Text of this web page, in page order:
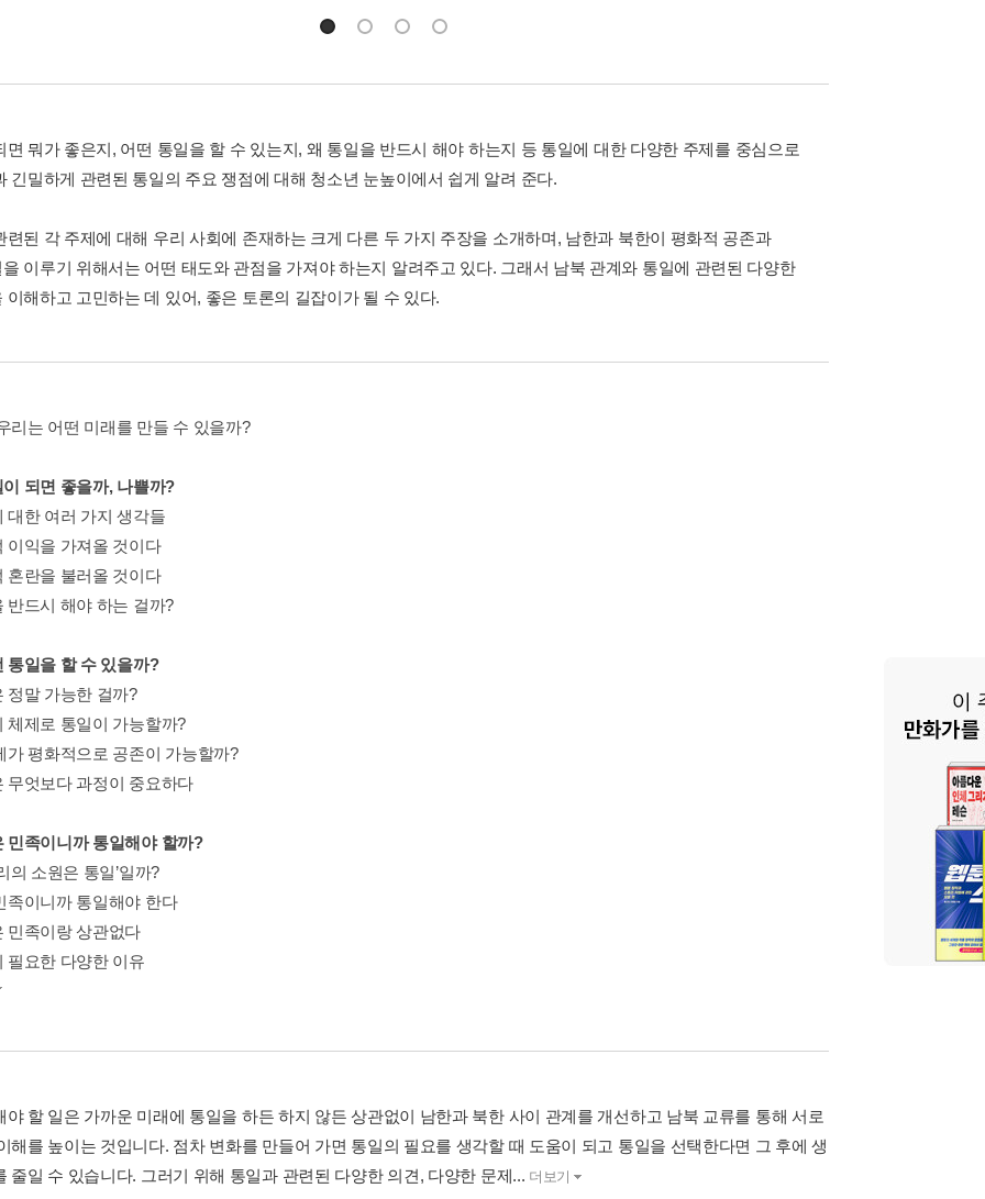
면 뭐가 좋은지, 어떤 통일을 할 수 있는지, 왜 통일을 반드시 해야 하는지 등 통일에 대한 다양한 주제를 중심으로
긴밀하게 관련된 통일의 주요 쟁점에 대해 청소년 눈높이에서 쉽게 알려 준다.
련된 각 주제에 대해 우리 사회에 존재하는 크게 다른 두 가지 주장을 소개하며, 남한과 북한이 평화적 공존과
이루기 위해서는 어떤 태도와 관점을 가져야 하는지 알려주고 있다. 그래서 남북 관계와 통일에 관련된 다양한
이해하고 고민하는 데 있어, 좋은 토론의 길잡이가 될 수 있다.
리는 어떤 미래를 만들 수 있을까?
되면 좋을까, 나쁠까?
대한 여러 가지 생각들
이익을 가져올 것이다
혼란을 불러올 것이다
반드시 해야 하는 걸까?
통일을 할 수 있을까?
정말 가능한 걸까?
체제로 통일이 가능할까?
가 평화적으로 공존이 가능할까?
무엇보다 과정이 중요하다
민족이니까 통일해야 할까?
의 소원은 통일’일까?
족이니까 통일해야 한다
민족이랑 상관없다
필요한 다양한 이유
야 할 일은 가까운 미래에 통일을 하든 하지 않든 상관없이 남한과 북한 사이 관계를 개선하고 남북 교류를 통해 서로
해를 높이는 것입니다. 점차 변화를 만들어 가면 통일의 필요를 생각할 때 도움이 되고 통일을 선택한다면 그 후에 생
줄일 수 있습니다. 그러기 위해 통일과 관련된 다양한 의견, 다양한 문제... 더보기